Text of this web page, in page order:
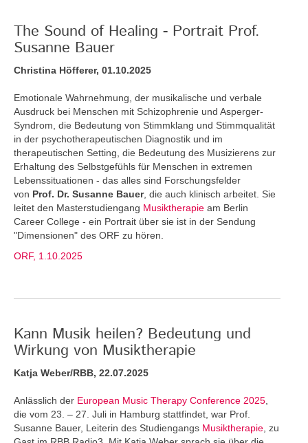
The Sound of Healing - Portrait Prof.
Susanne Bauer
Christina Höfferer, 01.10.2025
Emotionale Wahrnehmung, der musikalische und verbale
Ausdruck bei Menschen mit Schizophrenie und Asperger-
Syndrom, die Bedeutung von Stimmklang und Stimmqualität
in der psychotherapeutischen Diagnostik und im
therapeutischen Setting, die Bedeutung des Musizierens zur
Erhaltung des Selbstgefühls für Menschen in extremen
Lebenssituationen - das alles sind Forschungsfelder
von Prof. Dr. Susanne Bauer, die auch klinisch arbeitet. Sie
leitet den Masterstudiengang Musiktherapie am Berlin
Career College - ein Portrait über sie ist in der Sendung
"Dimensionen" des ORF zu hören.
ORF, 1.10.2025
Kann Musik heilen? Bedeutung und
Wirkung von Musiktherapie
Katja Weber/RBB, 22.07.2025
Anlässlich der European Music Therapy Conference 2025
die vom 23. – 27. Juli in Hamburg stattfindet, war Prof.
Susanne Bauer, Leiterin des Studiengangs Musiktherapie , zu